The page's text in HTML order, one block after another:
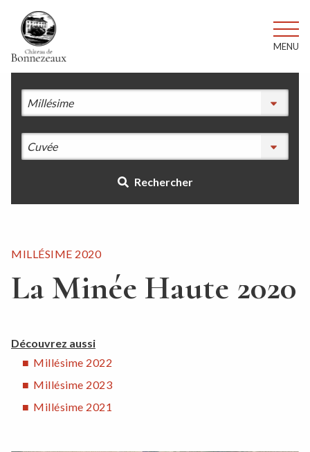
MENU
Rechercher
MILLÉSIME 2020
La Minée Haute 2020
Découvrez aussi
Millésime 2022
Millésime 2023
Millésime 2021